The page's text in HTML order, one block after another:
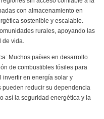
con almacenamiento en
sostenible y escalable.
rurales, apoyando las
de vida.
Muchos países en desarrollo
de combustibles fósiles para
invertir en energía solar y
pueden reducir su dependencia
así la seguridad energética y la